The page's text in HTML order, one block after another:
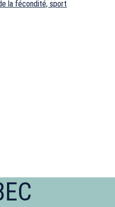
la fécondité, sport